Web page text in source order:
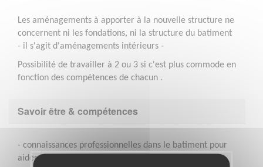
Les aménagements à apporter à la nouvelle structure ne
concernent ni les fondations, ni la structure du batiment
- il s'agit d'aménagements intérieurs -
Possibilité de travailler à 2 ou 3 si c'est plus commode en
fonction des compétences de chacun .
Savoir être & compétences
- connaissances professionnelles dans le batiment pour
aider les bénévoles